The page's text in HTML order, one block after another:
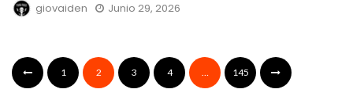
giovaiden Junio 29, 2026
1 2 3 4 … 145